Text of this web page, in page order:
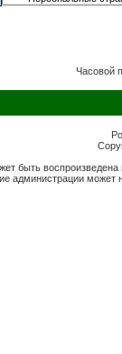
Часовой
быть
администрации может